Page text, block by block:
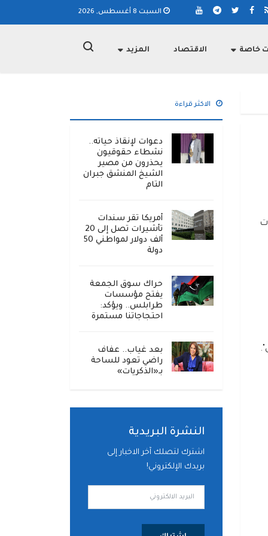
السبت 8 أغسطس, 2026
خاصة الاقتصاد المزيد
الاكثر قراءة
دعوات لإنقاذ حياته..
نشطاء حقوقيون
يحذرون من مصير
الشيخ المنشق جبران
التام
أمريكا تقر سندات
تأشيرات تصل إلى 20
ألف دولار لمواطني 50
دولة
حراك سوق الجمعة
يفتح مؤسسات
طرابلس.. ويؤكد:
احتجاجاتنا مستمرة
بعد غياب.. عفاف
راضي تعود للساحة
بـ«الذكريات»
النشرة البريدية
اشترك لتصلك آخر الاخبار إلى
بريدك الإلكتروني!